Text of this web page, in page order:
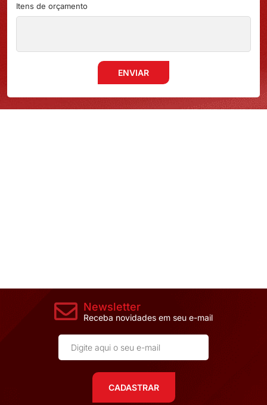
Itens de orçamento
ENVIAR
Newsletter
Receba novidades em seu e-mail
CADASTRAR